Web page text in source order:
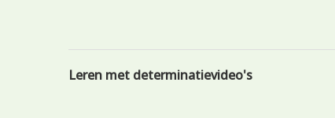
Leren met determinatievideo's